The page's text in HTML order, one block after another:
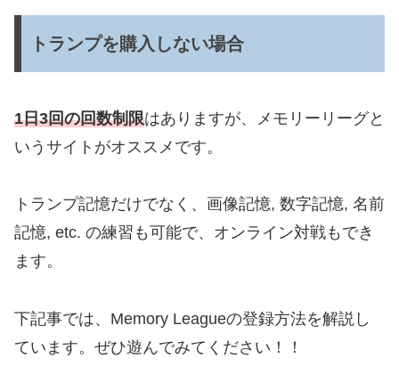
トランプを購入しない場合
1日3回の回数制限はありますが、メモリーリーグと
いうサイトがオススメです。
トランプ記憶だけでなく、画像記憶, 数字記憶, 名前
記憶, etc. の練習も可能で、オンライン対戦もでき
ます。
下記事では、Memory Leagueの登録方法を解説し
ています。ぜひ遊んでみてください！！